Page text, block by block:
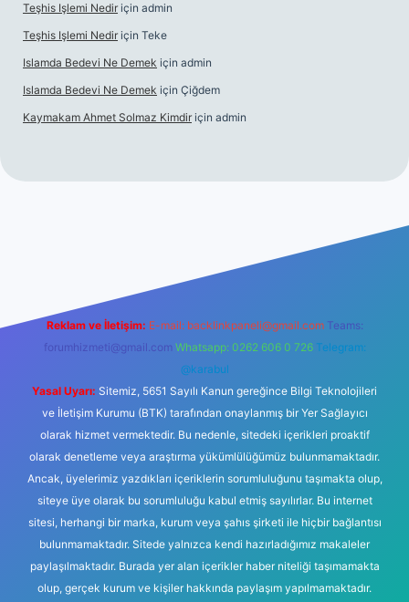
Teşhis Işlemi Nedir için admin
Teşhis Işlemi Nedir için Teke
Islamda Bedevi Ne Demek için admin
Islamda Bedevi Ne Demek için Çiğdem
Kaymakam Ahmet Solmaz Kimdir için admin
Reklam ve İletişim: E-mail: backlinkpaneli@gmail.com Teams:
forumhizmeti@gmail.com Whatsapp: 0262 606 0 726 Telegram:
@karabul
Yasal Uyarı: Sitemiz, 5651 Sayılı Kanun gereğince Bilgi Teknolojileri
ve İletişim Kurumu (BTK) tarafından onaylanmış bir Yer Sağlayıcı
olarak hizmet vermektedir. Bu nedenle, sitedeki içerikleri proaktif
olarak denetleme veya araştırma yükümlülüğümüz bulunmamaktadır.
Ancak, üyelerimiz yazdıkları içeriklerin sorumluluğunu taşımakta olup,
siteye üye olarak bu sorumluluğu kabul etmiş sayılırlar. Bu internet
sitesi, herhangi bir marka, kurum veya şahıs şirketi ile hiçbir bağlantısı
bulunmamaktadır. Sitede yalnızca kendi hazırladığımız makaleler
paylaşılmaktadır. Burada yer alan içerikler haber niteliği taşımamakta
olup, gerçek kurum ve kişiler hakkında paylaşım yapılmamaktadır.